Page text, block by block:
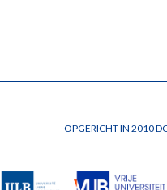
OPGERICHT IN 2010